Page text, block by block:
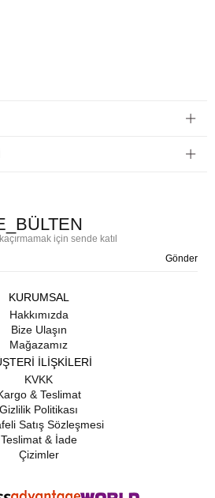
kaçırmamak için sende katıl
Gönder
KURUMSAL
Hakkımızda
Bize Ulaşın
Mağazamız
İLİŞKİLERİ
KVKK
& Teslimat
Gizlilik Politikası
Satış Sözleşmesi
Teslimat & İade
Çizimler